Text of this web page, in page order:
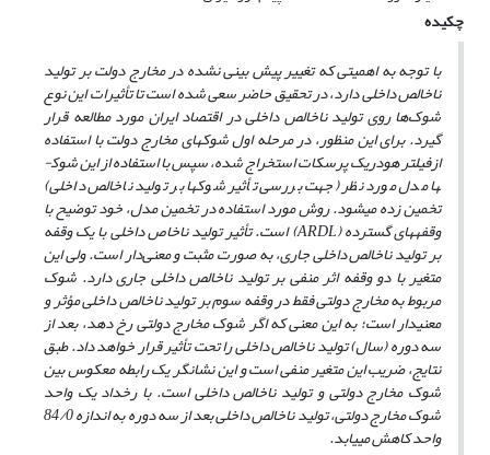
چکیده
با توجه به اهمیتی که تغییر پیش بینی نشده در مخارج دولت بر تولید
ناخالص داخلی دارد، در تحقیق حاضر سعی شده است تا تأثیرات این نوع
شوک‌ها روی تولید ناخالص داخلی در اقتصاد ایران مورد مطالعه قرار
گیرد. برای این منظور، در مرحله اول شوک­های مخارج دولت با استفاده
ازفیلتر هودریک پرسکات استخراج شده، سپس با استفاده از این شوک­
ها مدل مورد نظر (جهت بررسی تأثیر شوک­ها بر تولید ناخالص داخلی)
تخمین زده می­شود. روش مورد استفاده در تخمین مدل، خود توضیح با
وقفه­های گسترده(ARDL) است. تأثیر تولید ناخاص داخلی با یک وقفه
بر تولید ناخالص داخلی جاری، به صورت مثبت و معنی‌دار است. ولی این
متغیر با دو وقفه اثر منفی بر تولید ناخالص داخلی جاری دارد. شوک
مربوط به مخارج دولتی فقط در وقفه سوم بر تولید ناخالص داخلی مؤثر و
معنی­دار است؛ به این معنی که اگر شوک مخارج دولتی رخ دهد، بعد از
سه دوره (سال) تولید ناخالص داخلی را تحت تأثیر قرار خواهد داد. طبق
نتایج، ضریب این متغیر منفی است و این نشانگر یک رابطه معکوس بین
شوک مخارج دولتی و تولید ناخالص داخلی است. با رخداد یک واحد
شوک مخارج دولتی، تولید ناخالص داخلی بعد از سه دوره به اندازه 84/0
واحد کاهش می­یابد.